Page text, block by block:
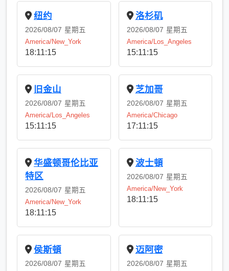
纽约
2026/08/07 星期五
America/New_York
18:11:15
洛杉矶
2026/08/07 星期五
America/Los_Angeles
15:11:15
旧金山
2026/08/07 星期五
America/Los_Angeles
15:11:15
芝加哥
2026/08/07 星期五
America/Chicago
17:11:15
华盛顿哥伦比亚
特区
2026/08/07 星期五
America/New_York
18:11:15
波士頓
2026/08/07 星期五
America/New_York
18:11:15
侯斯頓
2026/08/07 星期五
迈阿密
2026/08/07 星期五